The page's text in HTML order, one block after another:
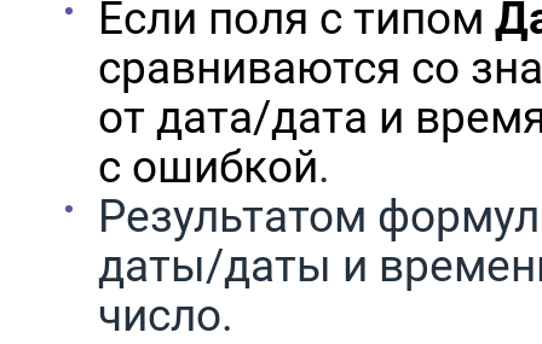
Если поля с типом
сравниваются со
от дата/дата и
с ошибкой.
Результатом
даты/даты и
число.